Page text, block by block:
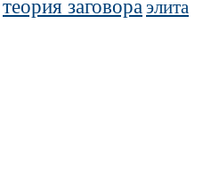
теория заговораэлита